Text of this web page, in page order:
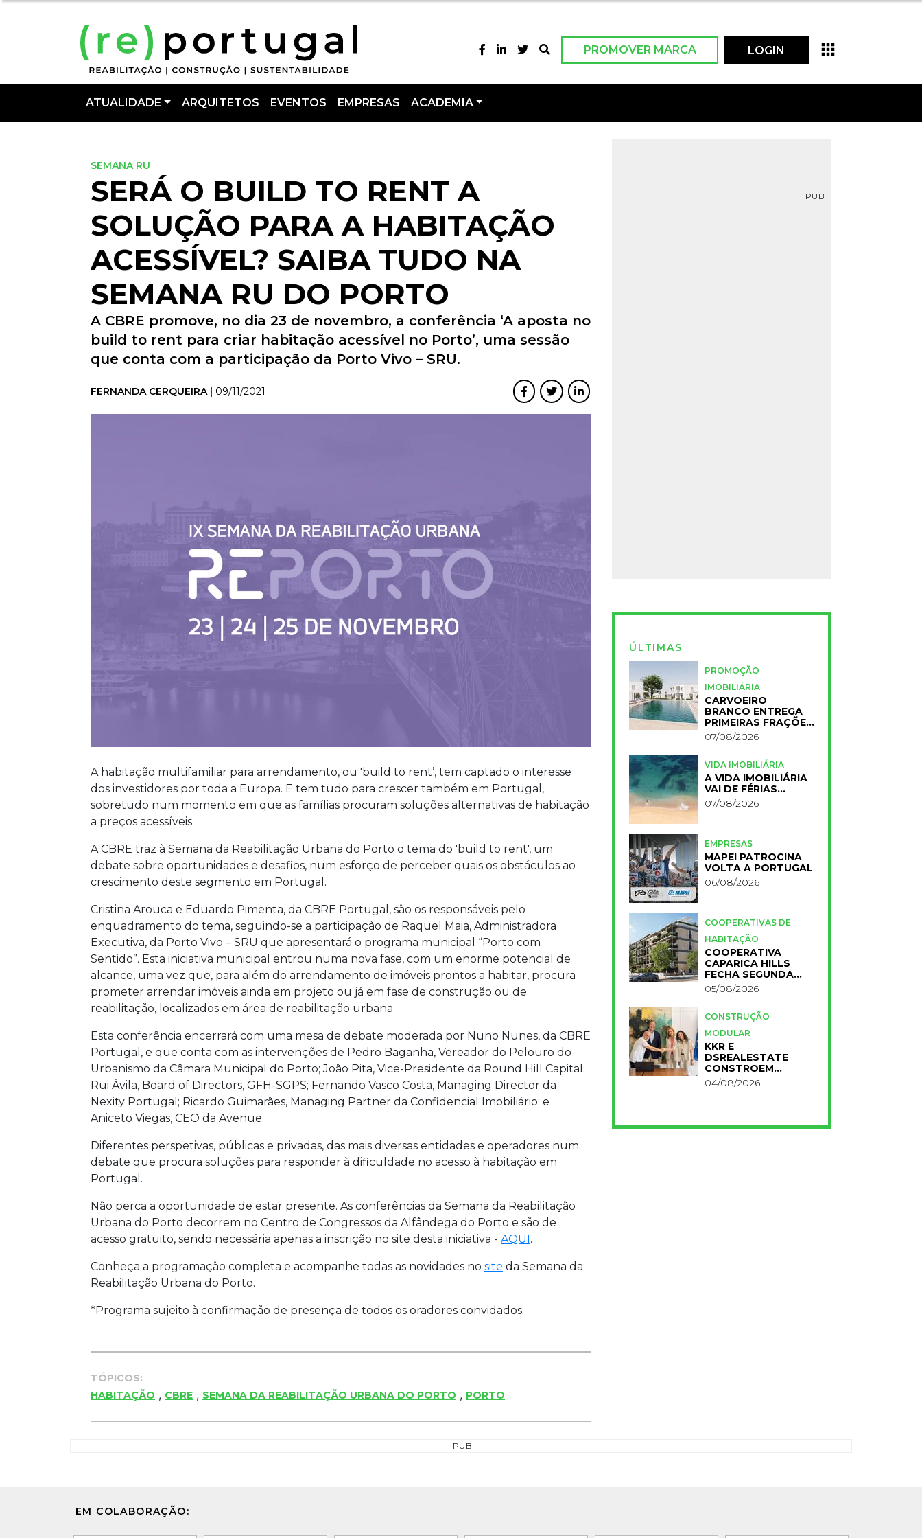
PROMOVER MARCA LOGIN
ATUALIDADE ARQUITETOS EVENTOS EMPRESAS ACADEMIA
SEMANA RU
SERÁ O BUILD TO RENT A
SOLUÇÃO PARA A HABITAÇÃO
ACESSÍVEL? SAIBA TUDO NA
SEMANA RU DO PORTO
A CBRE promove, no dia 23 de novembro, a conferência ‘A aposta no
build to rent para criar habitação acessível no Porto’, uma sessão
que conta com a participação da Porto Vivo – SRU.
FERNANDA CERQUEIRA | 09/11/2021
A habitação multifamiliar para arrendamento, ou 'build to rent’, tem captado o interesse
dos investidores por toda a Europa. E tem tudo para crescer também em Portugal,
sobretudo num momento em que as famílias procuram soluções alternativas de habitação
a preços acessíveis.
A CBRE traz à Semana da Reabilitação Urbana do Porto o tema do 'build to rent', um
debate sobre oportunidades e desafios, num esforço de perceber quais os obstáculos ao
crescimento deste segmento em Portugal.
Cristina Arouca e Eduardo Pimenta, da CBRE Portugal, são os responsáveis pelo
enquadramento do tema, seguindo-se a participação de Raquel Maia, Administradora
Executiva, da Porto Vivo – SRU que apresentará o programa municipal “Porto com
Sentido”. Esta iniciativa municipal entrou numa nova fase, com um enorme potencial de
alcance, uma vez que, para além do arrendamento de imóveis prontos a habitar, procura
prometer arrendar imóveis ainda em projeto ou já em fase de construção ou de
reabilitação, localizados em área de reabilitação urbana.
Esta conferência encerrará com uma mesa de debate moderada por Nuno Nunes, da CBRE
Portugal, e que conta com as intervenções de Pedro Baganha, Vereador do Pelouro do
Urbanismo da Câmara Municipal do Porto; João Pita, Vice-Presidente da Round Hill Capital;
Rui Ávila, Board of Directors, GFH-SGPS; Fernando Vasco Costa, Managing Director da
Nexity Portugal; Ricardo Guimarães, Managing Partner da Confidencial Imobiliário; e
Aniceto Viegas, CEO da Avenue.
Diferentes perspetivas, públicas e privadas, das mais diversas entidades e operadores num
debate que procura soluções para responder à dificuldade no acesso à habitação em
Portugal.
Não perca a oportunidade de estar presente. As conferências da Semana da Reabilitação
Urbana do Porto decorrem no Centro de Congressos da Alfândega do Porto e são de
acesso gratuito, sendo necessária apenas a inscrição no site desta iniciativa - AQUI.
Conheça a programação completa e acompanhe todas as novidades no site da Semana da
Reabilitação Urbana do Porto.
*Programa sujeito à confirmação de presença de todos os oradores convidados.
TÓPICOS:
HABITAÇÃO , CBRE , SEMANA DA REABILITAÇÃO URBANA DO PORTO , PORTO
PUB
ÚLTIMAS
PROMOÇÃO
IMOBILIÁRIA
CARVOEIRO
BRANCO ENTREGA
PRIMEIRAS FRAÇÕES
DO NOVO RESORT
PRIMELIFE
07/08/2026
VIDA IMOBILIÁRIA
A VIDA IMOBILIÁRIA
VAI DE FÉRIAS…
07/08/2026
EMPRESAS
MAPEI PATROCINA
VOLTA A PORTUGAL
06/08/2026
COOPERATIVAS DE
HABITAÇÃO
COOPERATIVA
CAPARICA HILLS
FECHA SEGUNDA
FASE DO PROJETO
05/08/2026
CONSTRUÇÃO
MODULAR
KKR E
DSREALESTATE
CONSTROEM
RESIDÊNCIA
UNIVERSITÁRIA
04/08/2026
PUB
EM COLABORAÇÃO: